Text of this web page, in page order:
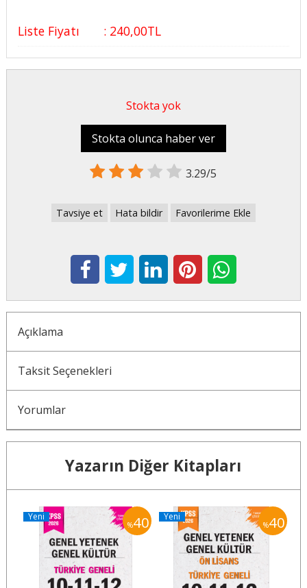
Liste Fiyatı : 240,00TL
Stokta yok
Stokta olunca haber ver
3.29/5
Tavsiye et Hata bildir Favorilerime Ekle
Açıklama
Taksit Seçenekleri
Yorumlar
Yazarın Diğer Kitapları
%40
Yeni
%40
Yeni